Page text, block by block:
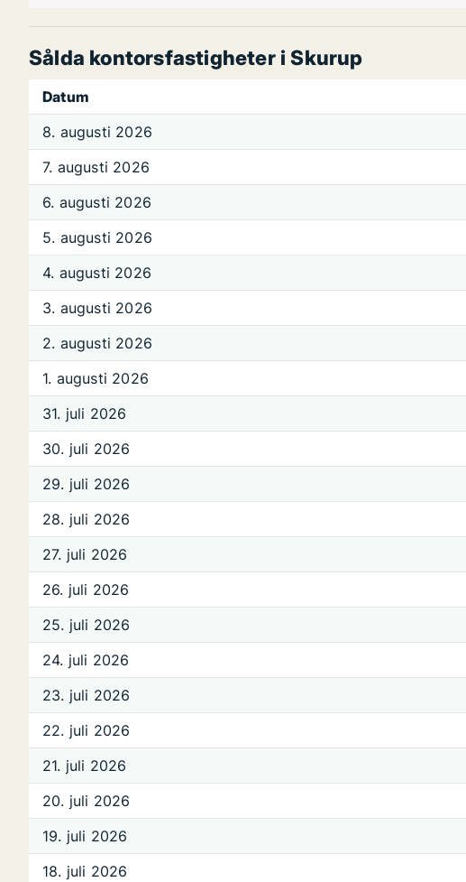
Sålda kontorsfastigheter i Skurup
Datum
8. augusti 2026
7. augusti 2026
6. augusti 2026
5. augusti 2026
4. augusti 2026
3. augusti 2026
2. augusti 2026
1. augusti 2026
31. juli 2026
30. juli 2026
29. juli 2026
28. juli 2026
27. juli 2026
26. juli 2026
25. juli 2026
24. juli 2026
23. juli 2026
22. juli 2026
21. juli 2026
20. juli 2026
19. juli 2026
18. juli 2026